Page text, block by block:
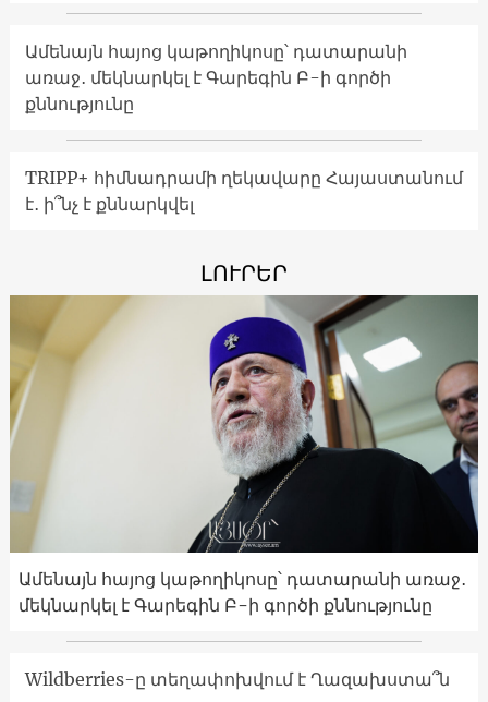
Ամենայն հայոց կաթողիկոսը՝ դատարանի
առաջ․ մեկնարկել է Գարեգին Բ-ի գործի
քննությունը
TRIPP+ հիմնադրամի ղեկավարը Հայաստանում
է․ ի՞նչ է քննարկվել
ԼՈՒՐԵՐ
Ամենայն հայոց կաթողիկոսը՝ դատարանի առաջ․
մեկնարկել է Գարեգին Բ-ի գործի քննությունը
Wildberries-ը տեղափոխվում է Ղազախստա՞ն